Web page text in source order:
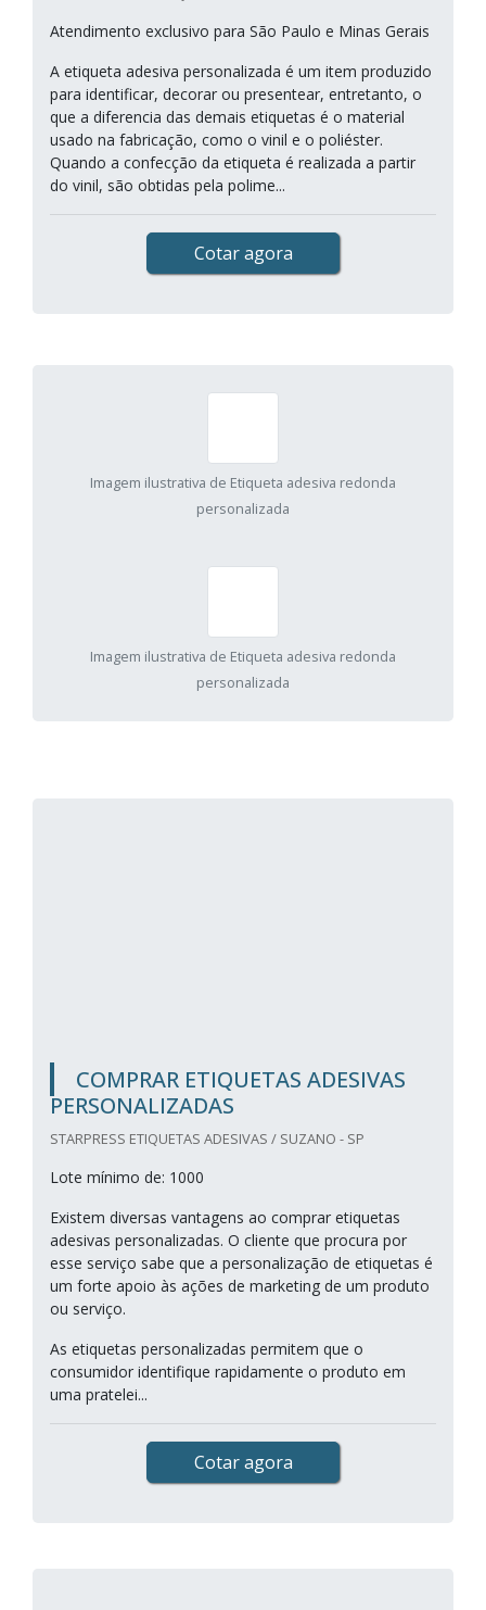
Atendimento exclusivo para São Paulo e Minas Gerais
A etiqueta adesiva personalizada é um item produzido
para identificar, decorar ou presentear, entretanto, o
que a diferencia das demais etiquetas é o material
usado na fabricação, como o vinil e o poliéster.
Quando a confecção da etiqueta é realizada a partir
do vinil, são obtidas pela polime...
Cotar agora
Imagem ilustrativa de Etiqueta adesiva redonda
personalizada
Imagem ilustrativa de Etiqueta adesiva redonda
personalizada
COMPRAR ETIQUETAS ADESIVAS
PERSONALIZADAS
STARPRESS ETIQUETAS ADESIVAS / SUZANO - SP
Lote mínimo de: 1000
Existem diversas vantagens ao comprar etiquetas
adesivas personalizadas. O cliente que procura por
esse serviço sabe que a personalização de etiquetas é
um forte apoio às ações de marketing de um produto
ou serviço.
As etiquetas personalizadas permitem que o
consumidor identifique rapidamente o produto em
uma pratelei...
Cotar agora